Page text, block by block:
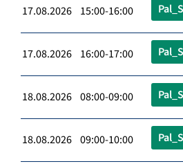
17.08.2026 15:00-16:00
17.08.2026 16:00-17:00
18.08.2026 08:00-09:00
18.08.2026 09:00-10:00